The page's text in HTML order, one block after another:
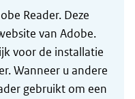
Reader. Deze
van Adobe.
voor de installatie
Wanneer u andere
gebruikt om een